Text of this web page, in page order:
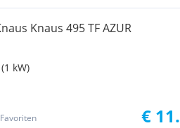
Knaus 495 TF AZUR
(1 kW)
€